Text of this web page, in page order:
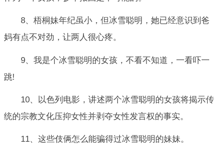
8、梧桐妹年纪虽小，但冰雪聪明，她已经意识到爸
妈有点不对劲，让两人很心疼。
9、我是个冰雪聪明的女孩，不看不知道，一看吓一
跳!
10、以色列电影，讲述两个冰雪聪明的女孩将揭示传
统的宗教文化压抑女性并剥夺女性发言权的事实。
11、这些伎俩怎么能骗得过冰雪聪明的妹妹。